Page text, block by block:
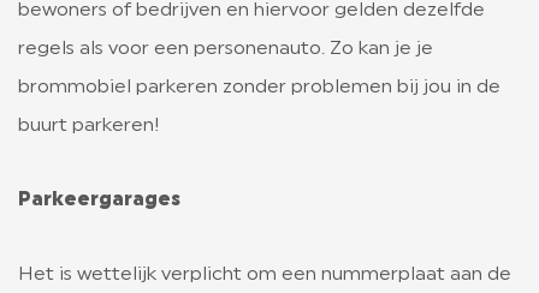
bewoners of bedrijven en hiervoor gelden dezelfde
regels als voor een personenauto. Zo kan je je
brommobiel parkeren zonder problemen bij jou in de
buurt parkeren!
Parkeergarages
Het is wettelijk verplicht om een nummerplaat aan de